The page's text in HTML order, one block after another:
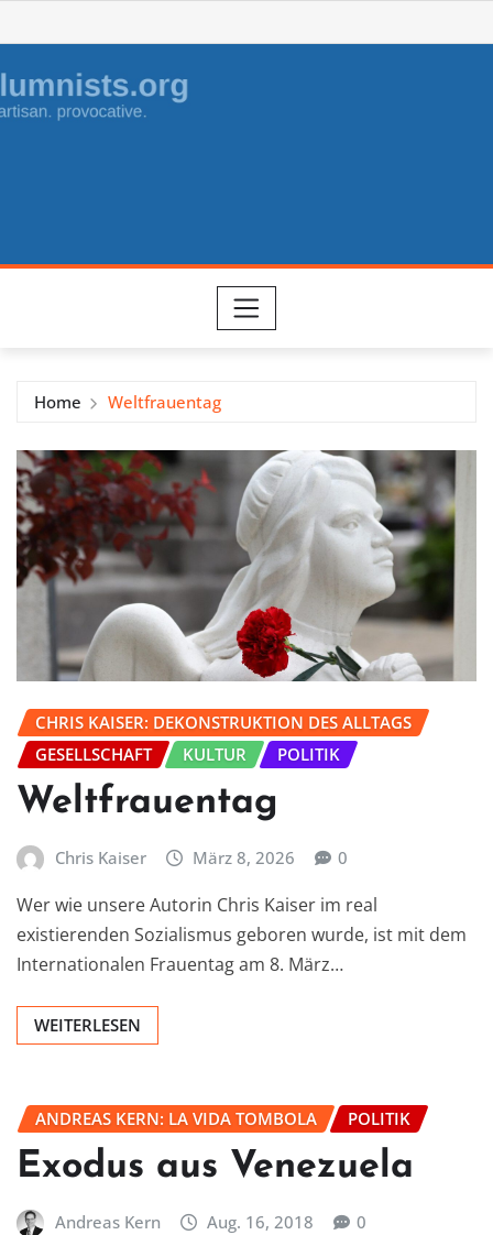
to
content
Home Weltfrauentag
CHRIS KAISER: DEKONSTRUKTION DES ALLTAGS
GESELLSCHAFT
KULTUR POLITIK
Weltfrauentag
Chris Kaiser März 8, 2026 0
Wer wie unsere Autorin Chris Kaiser im real
existierenden Sozialismus geboren wurde, ist mit dem
Internationalen Frauentag am 8. März…
WEITERLESEN
ANDREAS KERN: LA VIDA TOMBOLA POLITIK
Exodus aus Venezuela
Andreas Kern Aug. 16, 2018 0